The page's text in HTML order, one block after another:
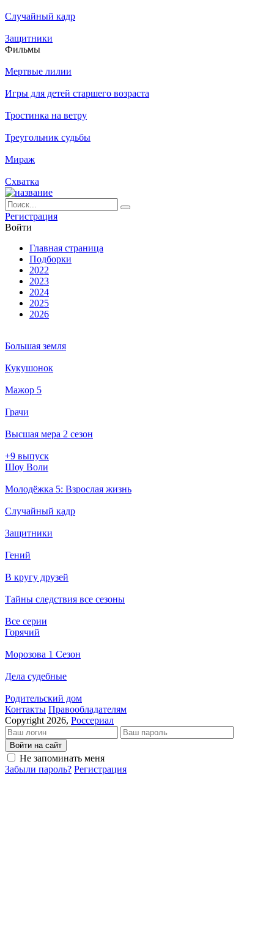
Случайный кадр
Защитники
Филь­мы
Мертвые лилии
Игры для детей старшего возраста
Тростинка на ветру
Треугольник судьбы
Мираж
Схватка
Ре­ги­ст­ра­ция
Вой­ти
Глав­ная стра­ни­ца
Подборки
2022
2023
2024
2025
2026
Большая земля
Кукушонок
Мажор 5
Грачи
Высшая мера 2 сезон
+9 выпуск
Шоу Воли
Молодёжка 5: Взрослая жизнь
Случайный кадр
Защитники
Гений
В кругу друзей
Тайны следствия все сезоны
Все серии
Горячий
Морозова 1 Сезон
Дела судебные
Родительский дом
Кон­так­ты Пра­во­об­ла­да­те­лям
Copyright 2026, Россериал
Войти на сайт
Не запоминать меня
Забыли пароль? Регистрация